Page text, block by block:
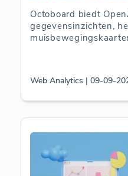
Octoboard biedt
gegevensinzichten,
Web Analytics | 09-09-